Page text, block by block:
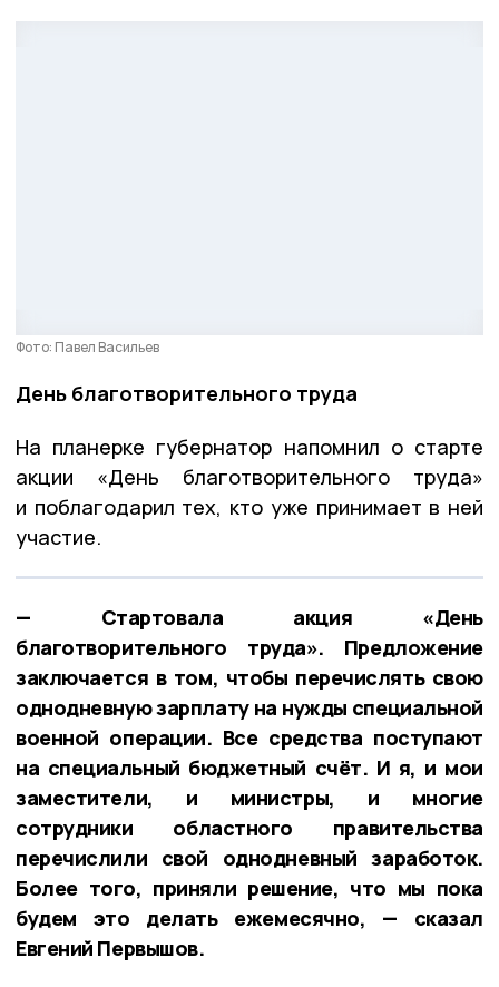
Фото: Павел Васильев
День благотворительного труда
На планерке губернатор напомнил о старте
акции «День благотворительного труда»
и поблагодарил тех, кто уже принимает в ней
участие.
— Стартовала акция «День
благотворительного труда». Предложение
заключается в том, чтобы перечислять свою
однодневную зарплату на нужды специальной
военной операции. Все средства поступают
на специальный бюджетный счёт. И я, и мои
заместители, и министры, и многие
сотрудники областного правительства
перечислили свой однодневный заработок.
Более того, приняли решение, что мы пока
будем это делать ежемесячно, — сказал
Евгений Первышов.